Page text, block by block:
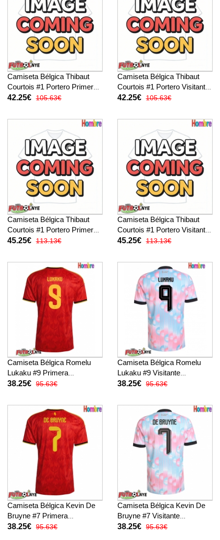
Camiseta Bélgica Thibaut
Courtois #1 Portero Primera
Equipación Mundial 2026
42.25€ 105.63€
Camiseta Bélgica Thibaut
Courtois #1 Portero Visitante
Equipación Mundial 2026
42.25€ 105.63€
Camiseta Bélgica Thibaut
Courtois #1 Portero Primera
Equipación Mundial 2026
45.25€ 113.13€
Camiseta Bélgica Thibaut
Courtois #1 Portero Visitante
Equipación Mundial 2026
45.25€ 113.13€
Camiseta Bélgica Romelu
Lukaku #9 Primera
Equipación Mundial 2026
38.25€ 95.63€
Camiseta Bélgica Romelu
Lukaku #9 Visitante
Equipación Mundial 2026
38.25€ 95.63€
Camiseta Bélgica Kevin De
Bruyne #7 Primera
Equipación Mundial 2026
38.25€ 95.63€
Camiseta Bélgica Kevin De
Bruyne #7 Visitante
Equipación Mundial 2026
38.25€ 95.63€